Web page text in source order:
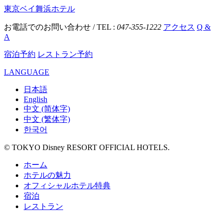
東京ベイ舞浜ホテル
お電話でのお問い合わせ / TEL : 047-355-1222 アクセス Q &
A
宿泊予約 レストラン予約
LANGUAGE
日本語
English
中文 (简体字)
中文 (繁体字)
한국어
© TOKYO Disney RESORT OFFICIAL HOTELS.
ホーム
ホテルの魅力
オフィシャルホテル特典
宿泊
レストラン